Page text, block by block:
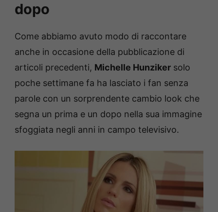
dopo
Come abbiamo avuto modo di raccontare
anche in occasione della pubblicazione di
articoli precedenti, Michelle Hunziker solo
poche settimane fa ha lasciato i fan senza
parole con un sorprendente cambio look che
segna un prima e un dopo nella sua immagine
sfoggiata negli anni in campo televisivo.